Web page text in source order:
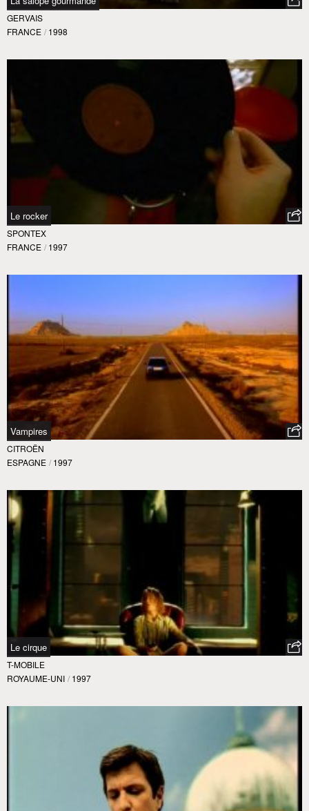
GERVAIS
FRANCE / 1998
Le rocker
SPONTEX
FRANCE / 1997
Vampires
CITROËN
ESPAGNE / 1997
Le cirque
T-MOBILE
ROYAUME-UNI / 1997